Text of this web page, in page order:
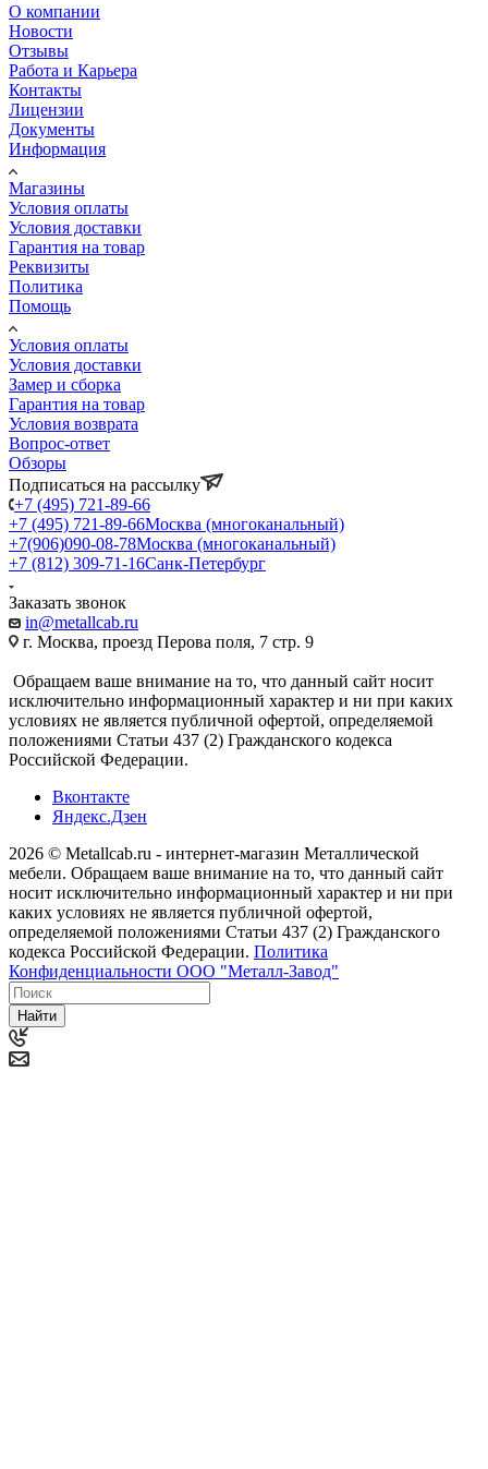
О компании
Новости
Отзывы
Работа и Карьера
Контакты
Лицензии
Документы
Информация
Магазины
Условия оплаты
Условия доставки
Гарантия на товар
Реквизиты
Политика
Помощь
Условия оплаты
Условия доставки
Замер и сборка
Гарантия на товар
Условия возврата
Вопрос-ответ
Обзоры
Подписаться на рассылку
+7 (495) 721-89-66
+7 (495) 721-89-66Москва (многоканальный)
+7(906)090-08-78Москва (многоканальный)
+7 (812) 309-71-16Санк-Петербург
Заказать звонок
in@metallcab.ru
г. Москва, проезд Перова поля, 7 стр. 9
Обращаем ваше внимание на то, что данный сайт носит
исключительно информационный характер и ни при каких
условиях не является публичной офертой, определяемой
положениями Статьи 437 (2) Гражданского кодекса
Российской Федерации.
Вконтакте
Яндекс.Дзен
2026 © Metallcab.ru - интернет-магазин Металлической
мебели. Обращаем ваше внимание на то, что данный сайт
носит исключительно информационный характер и ни при
каких условиях не является публичной офертой,
определяемой положениями Статьи 437 (2) Гражданского
кодекса Российской Федерации. Политика
Конфиденциальности ООО "Металл-Завод"
Найти